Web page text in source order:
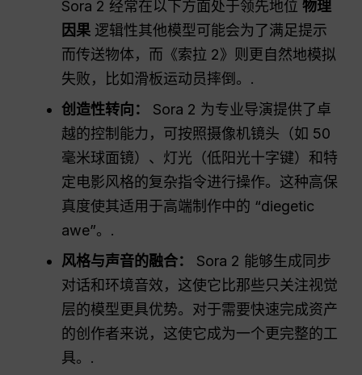
Sora 2 经常在以下方面处于领先地位物理
因果 逻辑性其他模型可能会为了满足提示
而传送物体，而《索拉 2》则更自然地模拟
失败，比如滑板运动员摔倒。.
创造性转向：
Sora 2 为专业导演提供了卓
越的控制能力，可按照摄像机镜头（如 50
毫米球面镜）、灯光（低阳光十字键）和特
定电影风格的复杂指令进行操作。这种高保
真度使其适用于高端制作中的 “diegetic
awe”。.
风格与声音的融合：
Sora 2 能够生成同步
对话和环境音效，这使它比那些只关注视觉
层的模型更具优势。对于需要快速完成资产
的创作者来说，这使它成为一个更完整的工
具。.